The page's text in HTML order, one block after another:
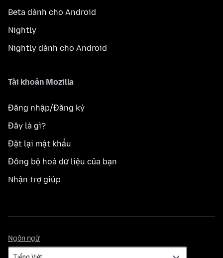
Beta dành cho Android
Nightly
Nightly dành cho Android
Tài khoản Mozilla
Đăng nhập/Đăng ký
Đây là gì?
Đặt lại mật khẩu
Đồng bộ hoá dữ liệu của bạn
Nhận trợ giúp
Ngôn ngữ
ngữ